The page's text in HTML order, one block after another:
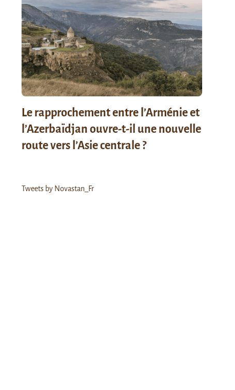
Le rapprochement entre l’Arménie et
l’Azerbaïdjan ouvre-t-il une nouvelle
route vers l’Asie centrale ?
Tweets by Novastan_Fr